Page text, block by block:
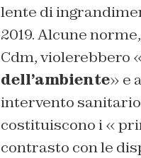
lente di
2019. Alcune
Cdm, violerebbero
dell’ambiente» e
intervento
costituiscono i «
contrasto con le